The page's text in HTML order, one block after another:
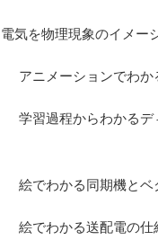
電気を物理現象のイメー
アニメーションでわ
学習過程からわかる
絵でわかる同期機と
絵でわかる送配電の仕